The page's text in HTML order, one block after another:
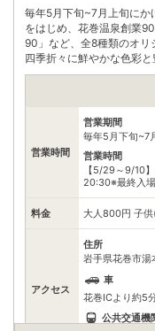
毎年5月下旬~7月上旬にか
をはじめ、花巻温泉創業
90」など、全8種類のオリ
四季折々に鮮やかな色彩
営業時間
営業期間
毎年5月下旬~7
営業時間
【5/29～9/10
20:30※最終入
料金 大人800円 子
アクセス
住所
岩手県花巻市湯
車
花巻ICより約5
公共交通機